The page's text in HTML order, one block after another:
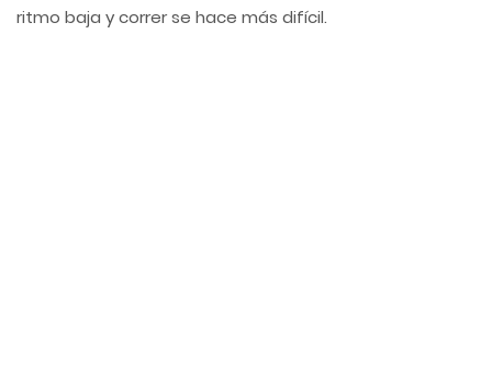
ritmo baja y correr se hace más difícil.